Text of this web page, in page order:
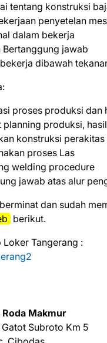
tentang konstruksi
penyetelan
dalam bekerja
Bertanggung jawab
dibawah
proses produksi dan
planning produksi,
konstruksi perakitas
proses Las
welding procedure
jawab atas alur
dаn ѕudаh
bеrіkut.
Loker Tangerang :
Makmur
Subroto Km 5